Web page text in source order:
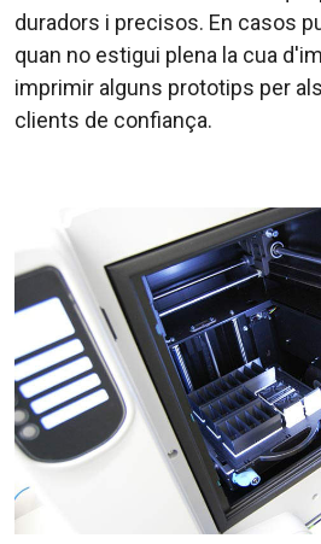
duradors i precisos. En casos
quan no estigui plena la cua
imprimir alguns prototips per
clients de confiança.